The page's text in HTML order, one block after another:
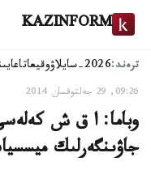
KAZINFORM
ترەند:2026-سايلاۋ وقيعا
09:26, 29 جەلتوقسان 2014
وباما: ا ق ش كەلەسى
جاۋىنگەرلىك